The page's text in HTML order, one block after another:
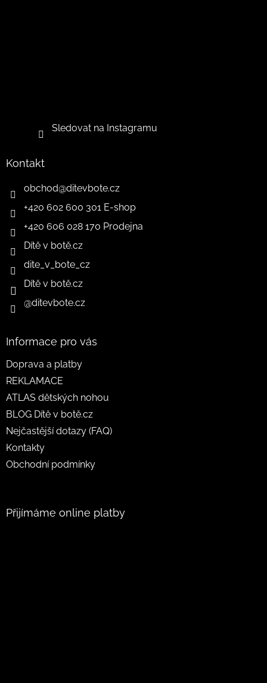
Sledovat na Instagramu
Kontakt
obchod@ditevbote.cz
+420 602 600 301 E-shop
+420 606 028 170 Prodejna
Dítě v botě.cz
dite_v_bote_cz
Dítě v botě.cz
@ditevbote.cz
Informace pro vás
Doprava a platby
REKLAMACE
ATLAS dětských nohou
BLOG Dítě v botě.cz
Nejčastější dotazy (FAQ)
Kontakty
Obchodní podmínky
Přijímáme online platby